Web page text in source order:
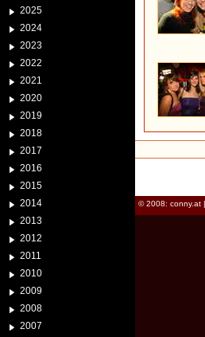
2025
2024
2023
2022
2021
2020
2019
2018
2017
2016
2015
2014
2013
2012
2011
2010
2009
2008
2007
© 2008: conny.at |